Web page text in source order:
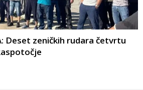
Deset zeničkih rudara četvrtu